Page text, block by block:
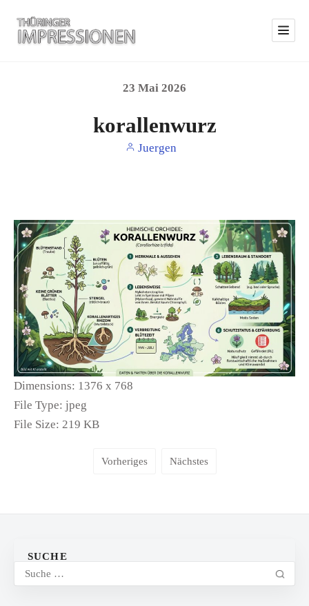
23 Mai 2026
korallenwurz
Juergen
Dimensions: 1376 x 768
File Type: jpeg
File Size: 219 KB
Vorheriges Nächstes
SUCHE